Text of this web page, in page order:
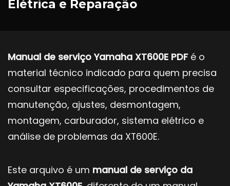
Elétrica e Reparação
Manual de serviço Yamaha XT600E PDFé o
material técnico indicado para quem precisa
consultar especificações, procedimentos de
manutenção, ajustes, desmontagem,
montagem, carburador, sistema elétrico e
análise de problemas da XT600E.
Este arquivo é um manual de serviço da